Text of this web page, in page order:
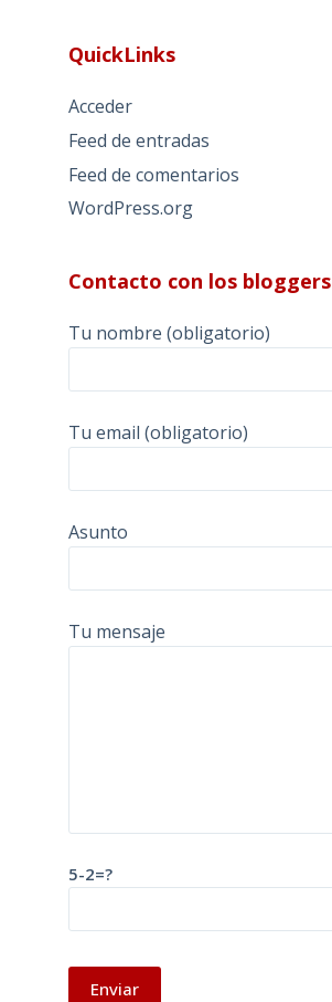
QuickLinks
Acceder
Feed de entradas
Feed de comentarios
WordPress.org
Contacto con los bloggers
Tu nombre (obligatorio)
Tu email (obligatorio)
Asunto
Tu mensaje
5-2=?